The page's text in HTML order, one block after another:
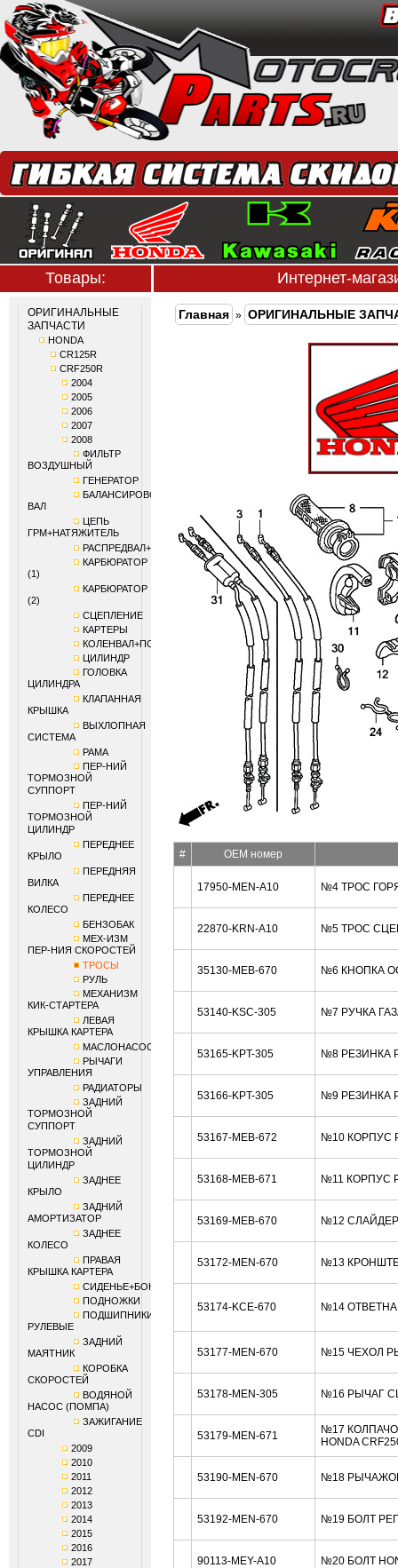
Товары: Интернет-
ОРИГИНАЛЬНЫЕ
ЗАПЧАСТИ
HONDA
CR125R
CRF250R
2004
2005
2006
2007
2008
ФИЛЬТР
ВОЗДУШНЫЙ
ГЕНЕРАТОР
БАЛАНСИРОВОЧНЫЙ
ВАЛ
ЦЕПЬ
ГРМ+НАТЯЖИТЕЛЬ
РАСПРЕДВАЛ+КЛАПАНЫ
КАРБЮРАТОР
(1)
КАРБЮРАТОР
(2)
СЦЕПЛЕНИЕ
КАРТЕРЫ
КОЛЕНВАЛ+ПОРШЕНЬ
ЦИЛИНДР
ГОЛОВКА
ЦИЛИНДРА
КЛАПАННАЯ
КРЫШКА
ВЫХЛОПНАЯ
СИСТЕМА
РАМА
ПЕР-НИЙ
ТОРМОЗНОЙ
СУППОРТ
ПЕР-НИЙ
ТОРМОЗНОЙ
ЦИЛИНДР
ПЕРЕДНЕЕ
КРЫЛО
ПЕРЕДНЯЯ
ВИЛКА
ПЕРЕДНЕЕ
КОЛЕСО
БЕНЗОБАК
МЕХ-ИЗМ
ПЕР-НИЯ СКОРОСТЕЙ
ТРОСЫ
РУЛЬ
МЕХАНИЗМ
КИК-СТАРТЕРА
ЛЕВАЯ
КРЫШКА КАРТЕРА
МАСЛОНАСОС
РЫЧАГИ
УПРАВЛЕНИЯ
РАДИАТОРЫ
ЗАДНИЙ
ТОРМОЗНОЙ
СУППОРТ
ЗАДНИЙ
ТОРМОЗНОЙ
ЦИЛИНДР
ЗАДНЕЕ
КРЫЛО
ЗАДНИЙ
АМОРТИЗАТОР
ЗАДНЕЕ
КОЛЕСО
ПРАВАЯ
КРЫШКА КАРТЕРА
СИДЕНЬЕ+БОКОВИНЫ
ПОДНОЖКИ
ПОДШИПНИКИ
РУЛЕВЫЕ
ЗАДНИЙ
МАЯТНИК
КОРОБКА
СКОРОСТЕЙ
ВОДЯНОЙ
НАСОС (ПОМПА)
ЗАЖИГАНИЕ
CDI
2009
2010
2011
2012
2013
2014
2015
2016
2017
Главная » ОРИГИНАЛЬНЫЕ
# OEM номер
17950-MEN-A10 №4 ТРОС
22870-KRN-A10 №5 ТРОС
35130-MEB-670 №6 КНОПКА
53140-KSC-305 №7 РУЧКА
53165-KPT-305 №8 РЕЗИНКА
53166-KPT-305 №9 РЕЗИНКА
53167-MEB-672 №10 КОРПУС
53168-MEB-671 №11 КОРПУС
53169-MEB-670 №12 СЛАЙДЕР
53172-MEN-670 №13
53174-KCE-670 №14
53177-MEN-670 №15 ЧЕХОЛ
53178-MEN-305 №16 РЫЧАГ
53179-MEN-671
№17
HONDA
53190-MEN-670 №18 РЫЧАЖОК
53192-MEN-670 №19 БОЛТ
90113-MEY-A10 №20 БОЛТ